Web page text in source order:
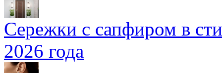
Сережки с сапфиром в
2026 года